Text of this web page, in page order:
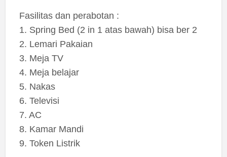
Fasilitas dan perabotan :
1. Spring Bed (2 in 1 atas bawah) bisa ber 2
2. Lemari Pakaian
3. Meja TV
4. Meja belajar
5. Nakas
6. Televisi
7. AC
8. Kamar Mandi
9. Token Listrik